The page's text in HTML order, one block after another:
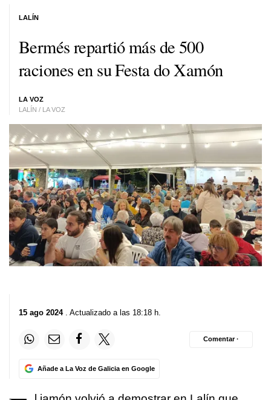
Bermés repartió más de 500
raciones en su Festa do Xamón
LA VOZ
LALÍN / LA VOZ
LALÍN
15 ago 2024. Actualizado a las 18:18 h.
Añade a La Voz de Galicia en Google
Comentar ·